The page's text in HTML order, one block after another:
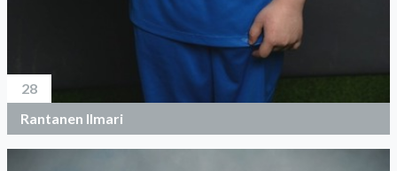
28
Rantanen Ilmari